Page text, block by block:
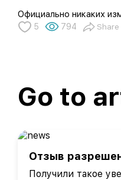
Официально никаких
5 794 Share
Go to
Отзыв
Получили такое